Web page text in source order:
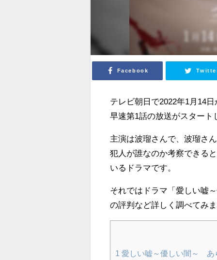
Facebook
テレビ朝日で2022年1月14
早速第1話の放送がスタート
主演は波瑠さんで、波瑠さ
犯人が誰なのか考察できる
いるドラマです。
それではドラマ「愛しい嘘
の評判など詳しく調べてみ
1 愛しい嘘～優しい闇～ あ